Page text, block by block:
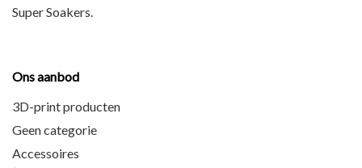
Super Soakers
Ons aanbod
3D-print producten
Geen categorie
Accessoires